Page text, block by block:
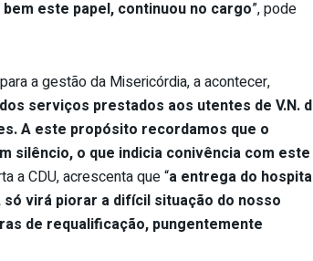
este papel, continuou no cargo”, pode
a gestão da Misericórdia, a acontecer,
serviços prestados aos utentes de V.N.
A este propósito recordamos que o
silêncio, o que indicia conivência com este
a CDU, acrescenta que “a entrega do
virá piorar a difícil situação do nosso
de requalificação, pungentemente